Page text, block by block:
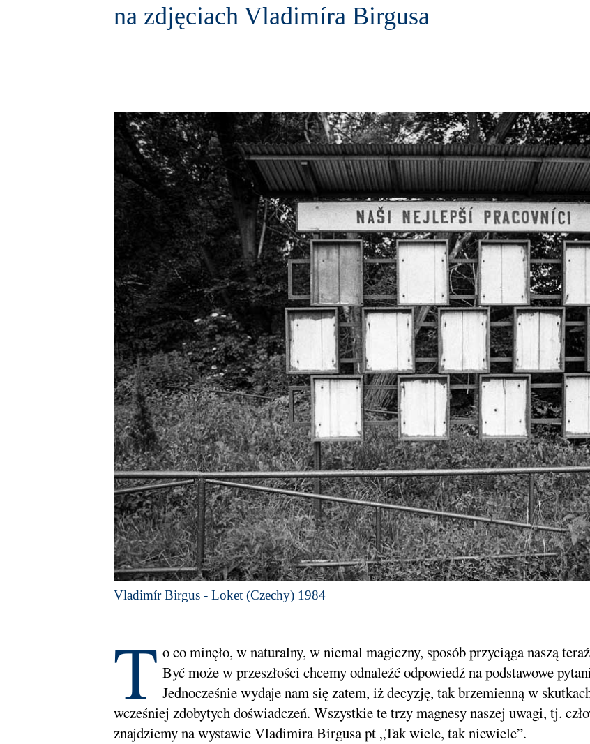
na zdjęciach Vladimíra Birgusa
Vladimír Birgus - Loket (Czechy) 1984
T o co minęło, w naturalny, w niemal magiczny, sposób przyciąga naszą
Być może w przeszłości chcemy odnaleźć odpowiedź na podstawowe
Jednocześnie wydaje nam się zatem, iż decyzję, tak brzemienną w
wcześniej zdobytych doświadczeń. Wszystkie te trzy magnesy naszej uwagi, tj.
znajdziemy na wystawie Vladimira Birgusa pt „Tak wiele, tak niewiele”.